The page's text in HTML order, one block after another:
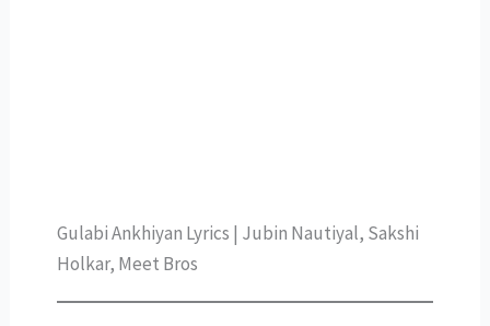
Gulabi Ankhiyan Lyrics | Jubin Nautiyal, Sakshi
Holkar, Meet Bros